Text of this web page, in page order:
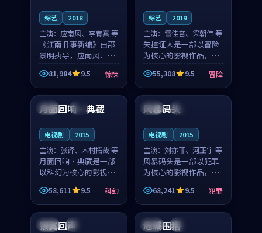
综艺 2018
主演： 应南风、李宥真 等
《江南旧事新编》由邵
景明执导，应南风、李
宥真领衔主演，是一部
2018年上映的日本惊悚
综艺。影片以邻里温情
为切入，呈现一段从初
遇到告别都浸着真实
81,984 9.5 惊悚
综艺 2019
主演： 雷佳音、梁朝伟 等
失控证人是一部以冒险
为核心的影视作品，围
绕危机、反转与人物成
长展开，整体节奏紧
凑，值得推荐观看。
55,308 9.5 冒险
中国 4K
月面回响·典藏
电视剧 2015
主演： 张译、木村拓哉 等
月面回响·典藏是一部
以科幻为核心的影视作
品，围绕危机、反转与
人物成长展开，整体节
奏紧凑，值得推荐观
看。
58,611 9.5 科幻
美国 杜比
风暴码头
电视剧 2015
主演： 刘亦菲、河正宇 等
风暴码头是一部以犯罪
为核心的影视作品，围
绕危机、反转与人物成
长展开，整体节奏紧
凑，值得推荐观看。
68,241 9.5 犯罪
韩国 杜比
银翼回声 泰国 院线
危城围猎